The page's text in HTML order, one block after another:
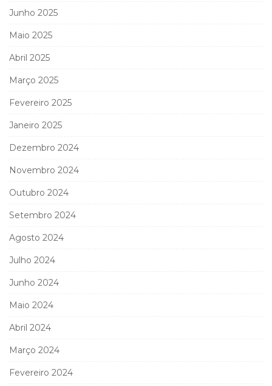
Junho 2025
Maio 2025
Abril 2025
Março 2025
Fevereiro 2025
Janeiro 2025
Dezembro 2024
Novembro 2024
Outubro 2024
Setembro 2024
Agosto 2024
Julho 2024
Junho 2024
Maio 2024
Abril 2024
Março 2024
Fevereiro 2024